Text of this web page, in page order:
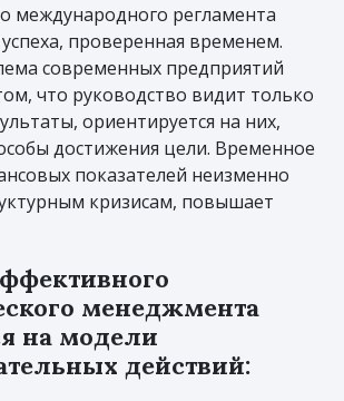
международного регламента
проверенная временем.
современных предприятий
что руководство видит только
ориентируется на них,
достижения цели. Временное
показателей неизменно
кризисам, повышает
менеджмента
на модели
действий: